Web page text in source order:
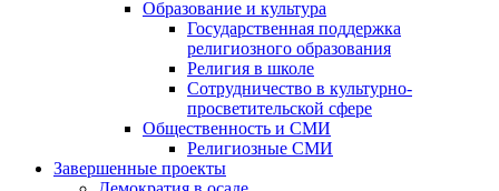
Образование и культура
Государственная поддержка
религиозного образования
Религия в школе
Сотрудничество в культурно-
просветительской сфере
Общественность и СМИ
Религиозные СМИ
Завершенные проекты